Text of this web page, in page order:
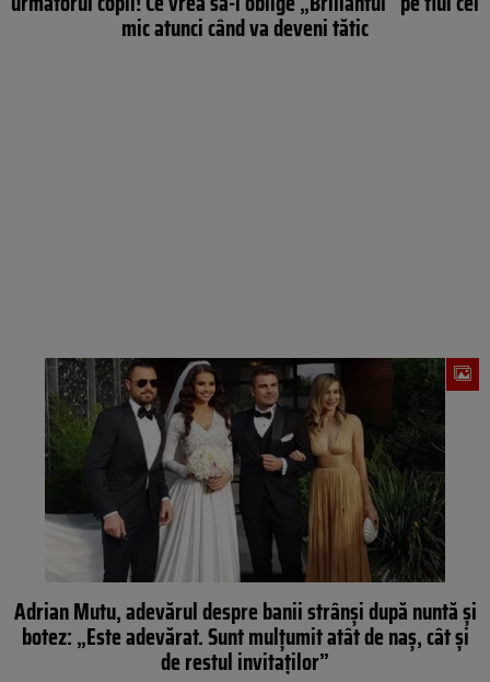
mic atunci când va deveni tătic
Adrian Mutu, adevărul despre banii strânşi după nuntă şi
botez: „Este adevărat. Sunt mulţumit atât de naş, cât şi
de restul invitaţilor”